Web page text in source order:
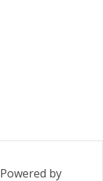
Powered by